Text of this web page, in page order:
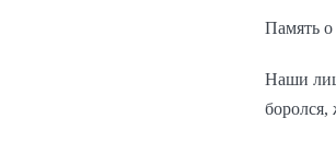
Память о
Наши
боролся,